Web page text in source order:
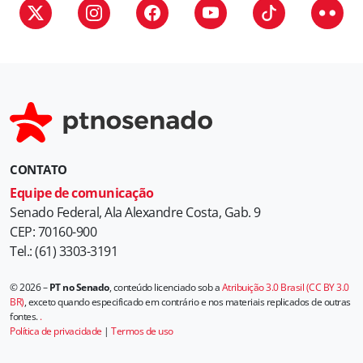
CONTATO
Equipe de comunicação
Senado Federal, Ala Alexandre Costa, Gab. 9
CEP: 70160-900
Tel.: (61) 3303-3191
© 2026 –PT no Senado, conteúdo licenciado sob aAtribuição 3.0 Brasil (CC BY 3.0
BR), exceto quando especificado em contrário e nos materiais replicados de outras
fontes..
Política de privacidade | Termos de uso